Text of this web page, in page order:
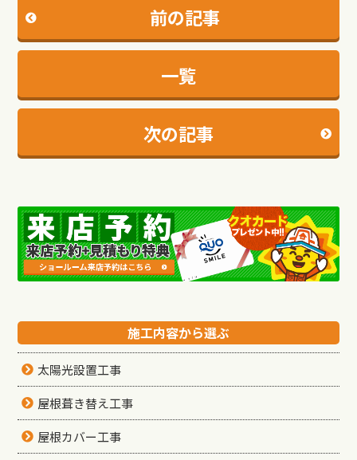
前の記事
一覧
次の記事
施工内容から選ぶ
太陽光設置工事
屋根葺き替え工事
屋根カバー工事